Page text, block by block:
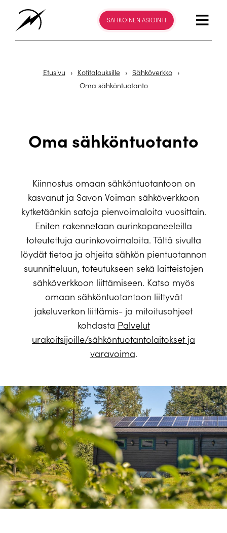
SÄHKÖINEN ASIOINTI
Etusivu › Kotitalouksille › Sähköverkko
›
Oma sähköntuotanto
Oma sähköntuotanto
Kiinnostus omaan sähköntuotantoon on
kasvanut ja Savon Voiman sähköverkkoon
kytketäänkin satoja pienvoimaloita vuosittain.
Eniten rakennetaan aurinkopaneeleilla
toteutettuja aurinkovoimaloita. Tältä sivulta
löydät tietoa ja ohjeita sähkön pientuotannon
suunnitteluun, toteutukseen sekä laitteistojen
sähköverkkoon liittämiseen. Katso myös
omaan sähköntuotantoon liittyvät
jakeluverkon liittämis- ja mitoitusohjeet
kohdasta Palvelut
urakoitsijoille/sähköntuotantolaitokset ja
varavoima.